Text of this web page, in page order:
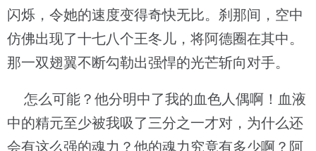
闪烁，令她的速度变得奇快无比。刹那间，空中
仿佛出现了十七八个王冬儿，将阿德圈在其中。
那一双翅翼不断勾勒出强悍的光芒斩向对手。
怎么可能？他分明中了我的血色人偶啊！血液
中的精元至少被我吸了三分之一才对，为什么还
会有这么强的魂力？他的魂力究竟有多少啊？阿